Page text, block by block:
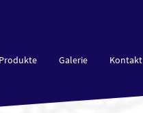
Produkte Galerie Kontakt